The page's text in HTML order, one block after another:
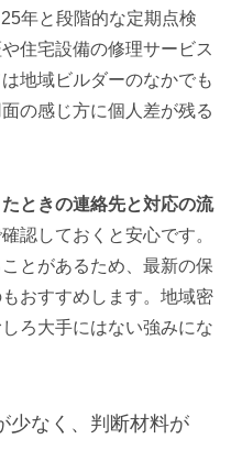
年と段階的な定期点検
住宅設備の修理サービス
地域ビルダーのなかでも
の感じ方に個人差が残る
ときの連絡先と対応の流
認しておくと安心です。
とがあるため、最新の保
おすすめします。地域密
ろ大手にはない強みにな
少なく、判断材料が